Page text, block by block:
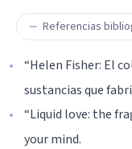
Referencias
“Helen Fisher: El
sustancias que
“Liquid love: the
your mind.